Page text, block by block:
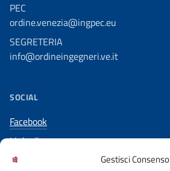
Gestisci Consenso
PEC
ordine.venezia@ingpec.eu
SEGRETERIA
info@ordineingegneri.ve.it
SOCIAL
Facebook
LinkedIn
YouTube